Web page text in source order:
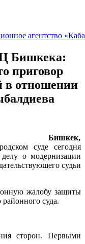
Бишкека:
приговор
в отношении
Бишкек,
суде сегодня
о модернизации
судьи
жалобу защиты
суда.
сторон. Первыми